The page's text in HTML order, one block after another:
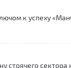
к успеху
стоячего сектора